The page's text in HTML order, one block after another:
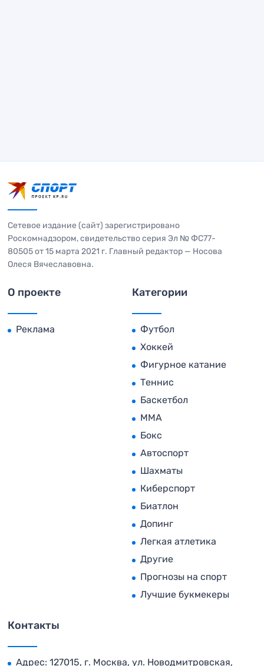
Сетевое издание (сайт) зарегистрировано
Роскомнадзором, свидетельство серия Эл № ФС77-
80505 от 15 марта 2021 г. Главный редактор — Носова
Олеся Вячеславовна.
О проекте
Реклама
Категории
Футбол
Хоккей
Фигурное катание
Теннис
Баскетбол
MMA
Бокс
Автоспорт
Шахматы
Киберспорт
Биатлон
Допинг
Легкая атлетика
Другие
Прогнозы на спорт
Лучшие букмекеры
Контакты
Адрес: 127015, г. Москва, ул. Новодмитровская,